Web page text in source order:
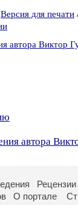
Версия для печати
автора Виктор
автора
Рецензии
О портале